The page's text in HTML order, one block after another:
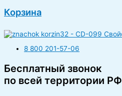
Корзина
8 800 201-57-06
Бесплатный звонок
по всей территории РФ